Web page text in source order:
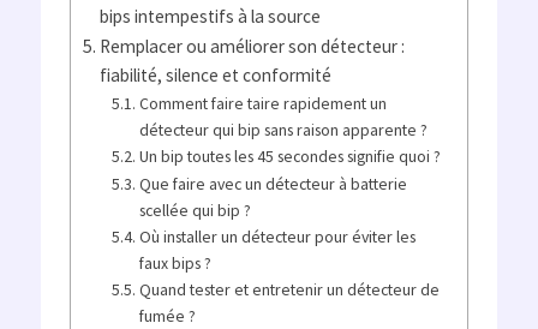
bips intempestifs à la source
Remplacer ou améliorer son détecteur :
fiabilité, silence et conformité
Comment faire taire rapidement un
détecteur qui bip sans raison apparente ?
Un bip toutes les 45 secondes signifie quoi ?
Que faire avec un détecteur à batterie
scellée qui bip ?
Où installer un détecteur pour éviter les
faux bips ?
Quand tester et entretenir un détecteur de
fumée ?